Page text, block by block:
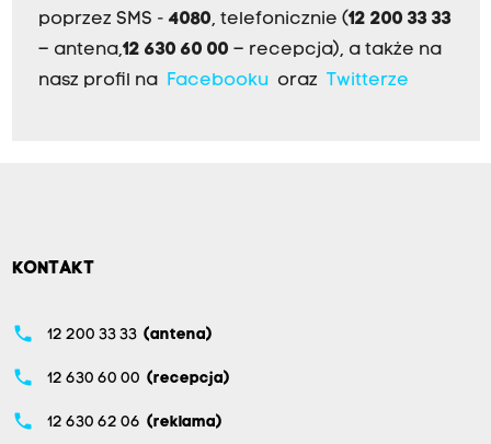
poprzez SMS - 4080, telefonicznie (12 200 33 33
– antena,12 630 60 00 – recepcja), a także na
nasz profil na Facebookuoraz Twitterze
KONTAKT
phone 12 200 33 33 (antena)
phone 12 630 60 00 (recepcja)
phone 12 630 62 06 (reklama)